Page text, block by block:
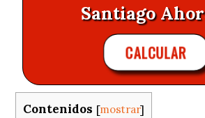
Santiago
CALCULAR
Contenidos [mostrar]